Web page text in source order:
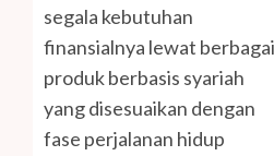
segala kebutuhan
finansialnya lewat berbagai
produk berbasis syariah
yang disesuaikan dengan
fase perjalanan hidup